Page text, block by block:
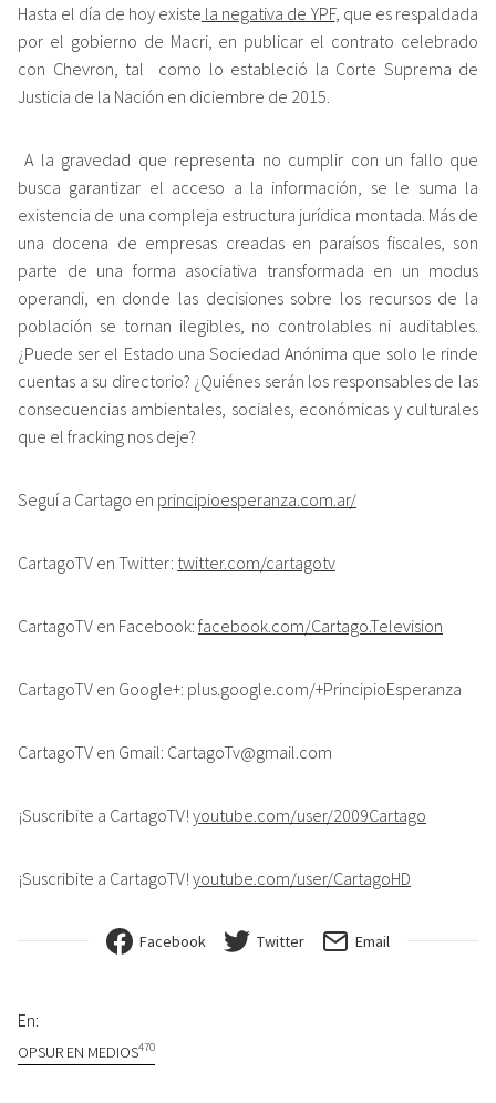
Hasta el día de hoy existe la negativa de YPF, que es respaldada
por el gobierno de Macri, en publicar el contrato celebrado
con Chevron, tal como lo estableció la Corte Suprema de
Justicia de la Nación en diciembre de 2015.
A la gravedad que representa no cumplir con un fallo que
busca garantizar el acceso a la información, se le suma la
existencia de una compleja estructura jurídica montada. Más de
una docena de empresas creadas en paraísos fiscales, son
parte de una forma asociativa transformada en un modus
operandi, en donde las decisiones sobre los recursos de la
población se tornan ilegibles, no controlables ni auditables.
¿Puede ser el Estado una Sociedad Anónima que solo le rinde
cuentas a su directorio? ¿Quiénes serán los responsables de las
consecuencias ambientales, sociales, económicas y culturales
que el fracking nos deje?
Seguí a Cartago en principioesperanza.com.ar/
CartagoTV en Twitter: twitter.com/cartagotv
CartagoTV en Facebook: facebook.com/Cartago.Television
CartagoTV en Google+: plus.google.com/+PrincipioEsperanza
CartagoTV en Gmail: CartagoTv@gmail.com
¡Suscribite a CartagoTV! youtube.com/user/2009Cartago
¡Suscribite a CartagoTV! youtube.com/user/CartagoHD
Facebook Twitter Email
En:
OPSUR EN MEDIOS470